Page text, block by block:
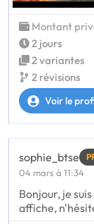
Montant
2 jours
2 variantes
2 révisions
Voir le
sophie_btse
04 mars à 11:34
Bonjour, je
affiche,